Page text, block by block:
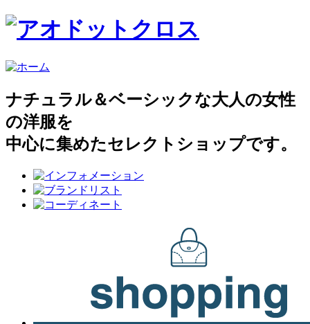
ナチュラル＆ベーシックな大人の女性
の洋服を
中心に集めたセレクトショップです。